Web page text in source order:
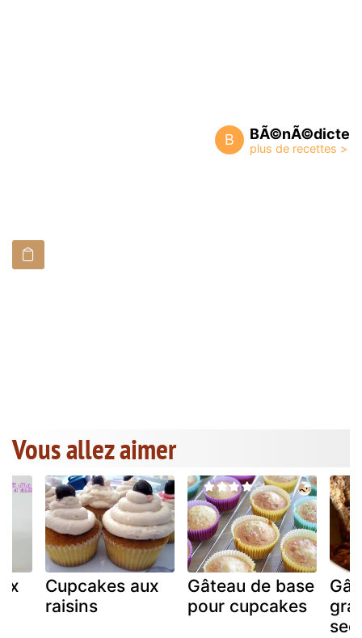
B BÃ©nÃ©dicte
Vous allez aimer
Cupcakes aux
raisins
Gâteau de base
pour cupcakes